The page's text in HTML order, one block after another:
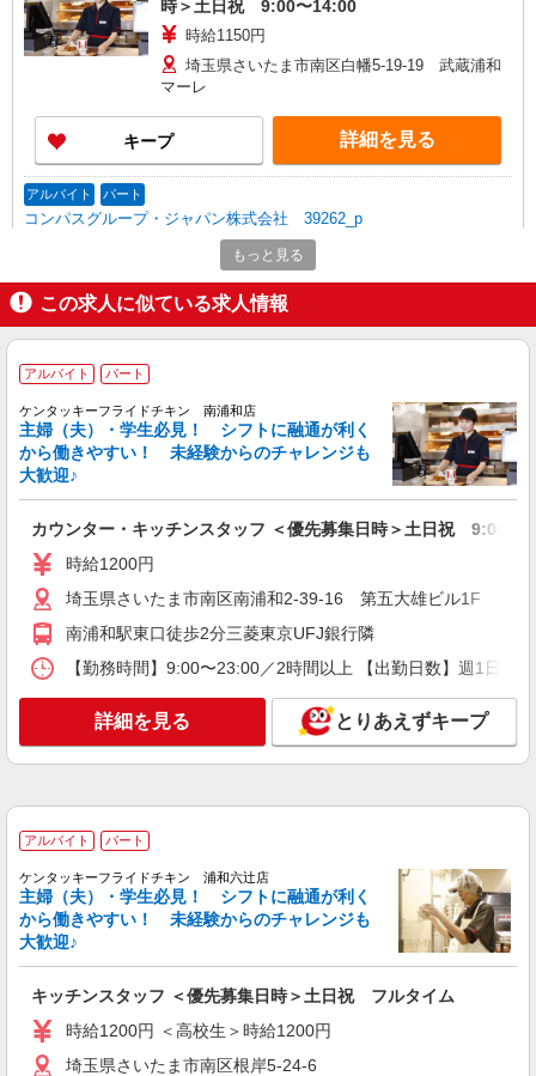
時＞土日祝 9:00〜14:00
時給1150円
埼玉県さいたま市南区白幡5-19-19 武蔵浦和
マーレ
キープ 詳細を見る
アルバイト パート
コンパスグループ・ジャパン株式会社 39262_p
調理師【アルバイト・パート】
時給1,600円以上 試用期間中 時給1,600円以上
(試用期間2ヶ月) 残業が発生した場合、残業代を1
分単位で別途支給します。
グランダ武蔵浦和 （埼玉県さいたま市南区白
キープ 詳細を見る
アルバイト パート
コンパスグループ・ジャパン株式会社 39262_p
時給1,200円以上 試用期間中 時給1,200円以上
グランダ武蔵浦和 （埼玉県さいたま市南区白
幡6-10-15 グランダ武蔵浦和内）
キープ 詳細を見る
パート
なか卯 武蔵浦和駅前店
接客・調理スタッフ（簡単な接客・調理・清
キープ 詳細を見る
すき家 南浦和駅東口店
ど）
時給1,200円 ※22:00〜翌5:00：時給1,500円 ※
もっと見る
この求人に似ている求人情報
アルバイト パート
ケンタッキーフライドチキン 南浦和店
主婦（夫）・学生必見！ シフトに融通が利く
から働きやすい！ 未経験からのチャレンジも
大歓迎♪
カウンター・キッチンスタッフ ＜優先募集日時＞土日祝 9:00〜
時給1200円
埼玉県さいたま市南区南浦和2-39-16 第五大雄ビル1F
南浦和駅東口徒歩2分三菱東京UFJ銀行隣
【勤務時間】9:00〜23:00／2時間以上 【出勤日数】週1日
詳細を見る とりあえずキープ
アルバイト パート
ケンタッキーフライドチキン 浦和六辻店
主婦（夫）・学生必見！ シフトに融通が利く
から働きやすい！ 未経験からのチャレンジも
大歓迎♪
キッチンスタッフ ＜優先募集日時＞土日祝 フルタイム
時給1200円 ＜高校生＞時給1200円
埼玉県さいたま市南区根岸5-24-6